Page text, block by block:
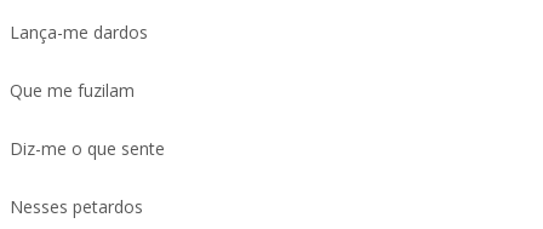
Lança-me dardos
Que me fuzilam
Diz-me o que sente
Nesses petardos